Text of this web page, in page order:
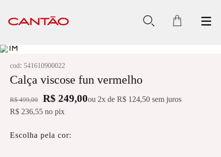
cod: 541610900022
Calça viscose fun vermelho
R$ 499,00 R$ 249,00ou 2x de R$ 124,50 sem juros
R$ 236,55 no pix
Escolha pela cor: